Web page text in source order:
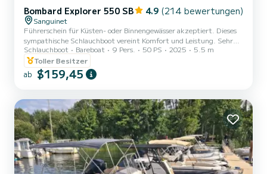
Bombard Explorer 550 SB 4.9 (214 bewertungen)
Sanguinet
Führerschein für Küsten- oder Binnengewässer akzeptiert. Dieses
sympathische Schlauchboot vereint Komfort und Leistung. Sehr
handlich, eignet es sich sowohl für eine entspannte Erkundung des
Sees als auch für eine dynamische Fahrt. Ihre Passagiere können
wählen, ob sie die Sonne auf dem Bugdeck genießen oder den
großzügigen Sonnenschutz nutzen möchten. Der hintere Bereich
Anker gehen, wo Sie picknicken und schwimmen können. Se...
Schlauchboot Bareboat 9 Pers. 50 PS 2025
5.5 m
Toller Besitzer
ab $159,45